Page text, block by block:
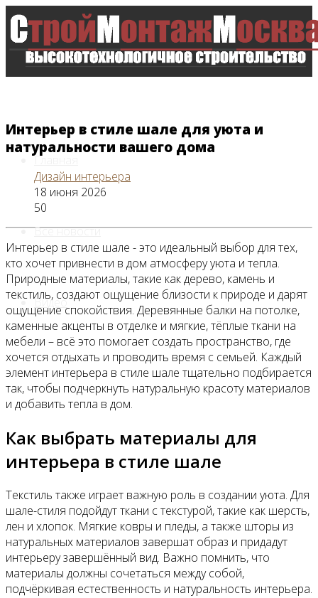
Главная
Все новости
Видео
Интерьер в стиле шале для уюта и
натуральности вашего дома
Дизайн интерьера
18 июня 2026
50
Интерьер в стиле шале - это идеальный выбор для тех,
кто хочет привнести в дом атмосферу уюта и тепла.
Природные материалы, такие как дерево, камень и
текстиль, создают ощущение близости к природе и дарят
ощущение спокойствия. Деревянные балки на потолке,
каменные акценты в отделке и мягкие, тёплые ткани на
мебели – всё это помогает создать пространство, где
хочется отдыхать и проводить время с семьей. Каждый
элемент интерьера в стиле шале тщательно подбирается
так, чтобы подчеркнуть натуральную красоту материалов
и добавить тепла в дом.
Как выбрать материалы для
интерьера в стиле шале
Текстиль также играет важную роль в создании уюта. Для
шале-стиля подойдут ткани с текстурой, такие как шерсть,
лен и хлопок. Мягкие ковры и пледы, а также шторы из
натуральных материалов завершат образ и придадут
интерьеру завершённый вид. Важно помнить, что
материалы должны сочетаться между собой,
подчёркивая естественность и натуральность интерьера.